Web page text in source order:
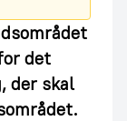
det
der skal